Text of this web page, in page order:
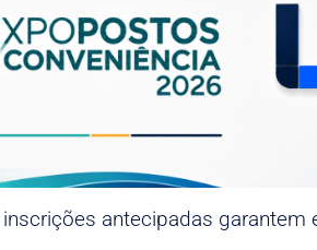
antecipadas garantem